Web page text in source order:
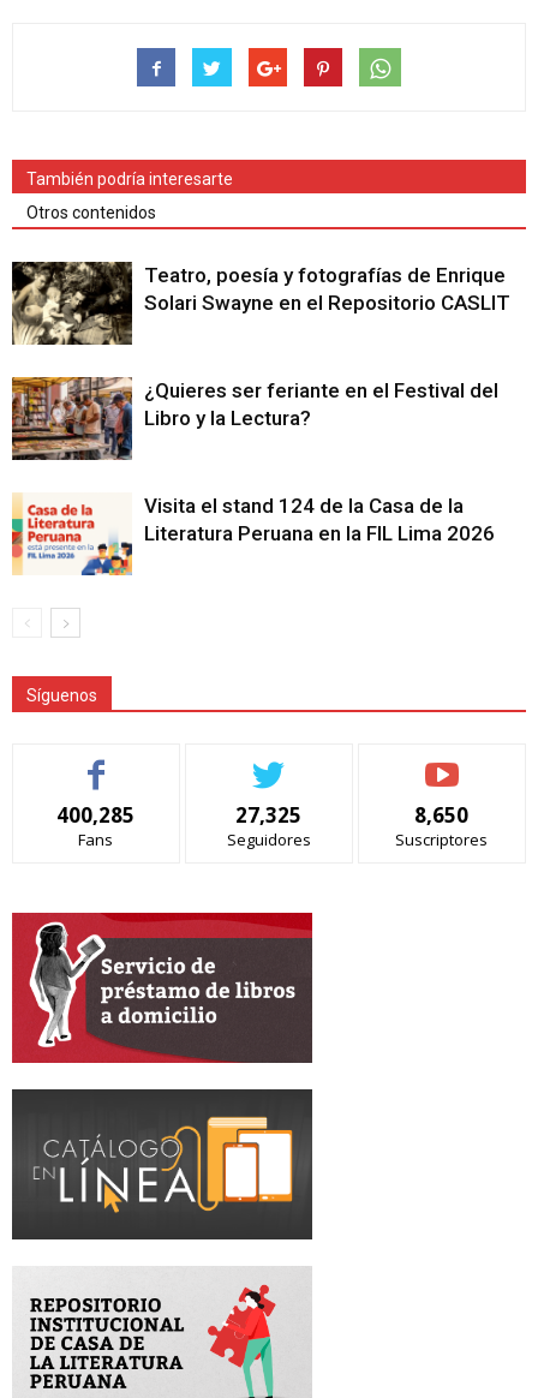
También podría interesarte
Otros contenidos
Teatro, poesía y fotografías de Enrique
Solari Swayne en el Repositorio CASLIT
¿Quieres ser feriante en el Festival del
Libro y la Lectura?
Visita el stand 124 de la Casa de la
Literatura Peruana en la FIL Lima 2026
Síguenos
400,285
Fans
27,325
Seguidores
8,650
Suscriptores